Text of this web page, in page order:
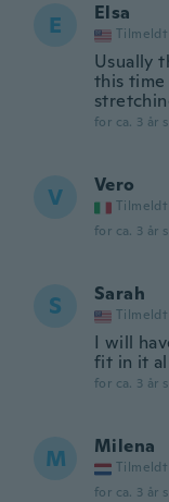
E Elsa
Tilmeldt
Usually
this time
for ca. 3 år
V Vero
Tilmeldt
for ca. 3 år
S Sarah
Tilmeldt
I will
fit in it
for ca. 3 år
M Milena
Tilmeldt
for ca. 3 år